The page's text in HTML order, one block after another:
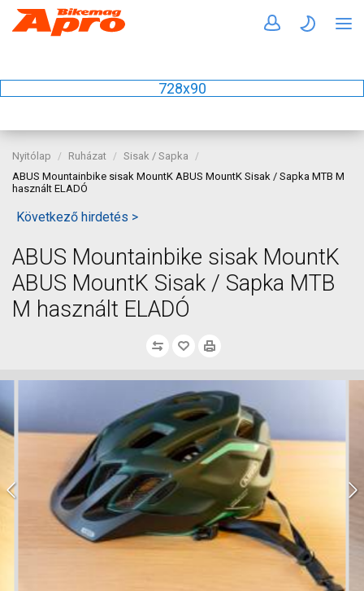
728x90
Nyitólap Ruházat
Sisak / Sapka
ABUS Mountainbike sisak MountK ABUS MountK Sisak / Sapka MTB M
használt ELADÓ
Következő hirdetés >
ABUS Mountainbike sisak MountK
ABUS MountK Sisak / Sapka MTB
M használt ELADÓ